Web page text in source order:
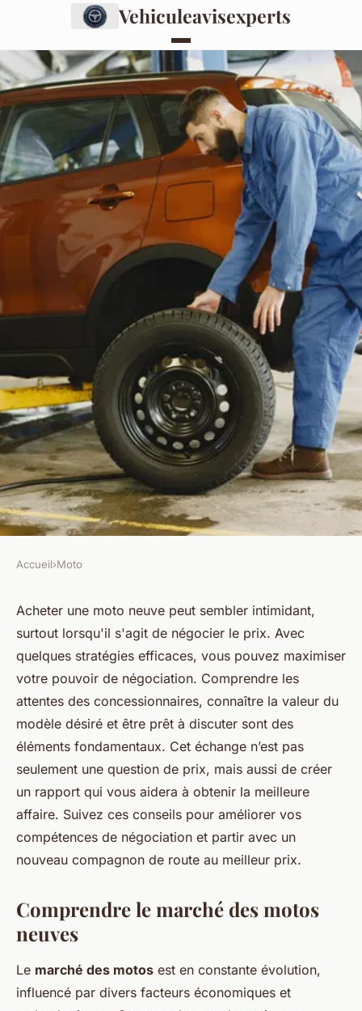
Vehiculeavisexperts
Comment négocier le prix
d'une moto neuve ?
Noa•26 novembre 2024•8 min de lecture
Accueil›Moto
Acheter une moto neuve peut sembler intimidant,
surtout lorsqu'il s'agit de négocier le prix. Avec
quelques stratégies efficaces, vous pouvez maximiser
votre pouvoir de négociation. Comprendre les
attentes des concessionnaires, connaître la valeur du
modèle désiré et être prêt à discuter sont des
éléments fondamentaux. Cet échange n’est pas
seulement une question de prix, mais aussi de créer
un rapport qui vous aidera à obtenir la meilleure
affaire. Suivez ces conseils pour améliorer vos
compétences de négociation et partir avec un
nouveau compagnon de route au meilleur prix.
Comprendre le marché des motos
neuves
Le marché des motos est en constante évolution,
influencé par divers facteurs économiques et